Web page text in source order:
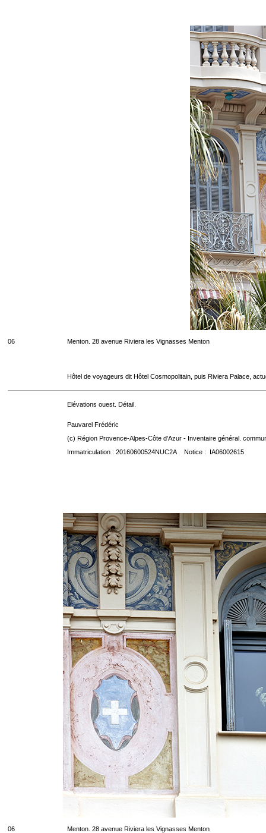
06 Menton. 28 avenue Riviera les Vignasses Menton
Hôtel de voyageurs dit Hôtel Cosmopolitain, puis Riviera Palace,
Elévations ouest. Détail.
Pauvarel Frédéric
(c) Région Provence-Alpes-Côte d'Azur - Inventaire général.
Immatriculation : 20160600524NUC2A Notice : IA06002615
06 Menton. 28 avenue Riviera les Vignasses Menton